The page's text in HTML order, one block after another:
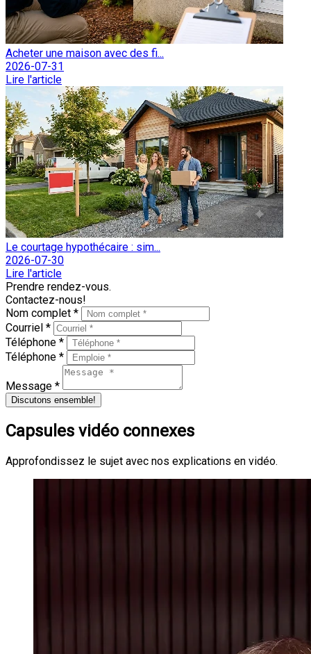
Acheter une maison avec des fi...
2026-07-31
Lire l'article
Le courtage hypothécaire : sim...
2026-07-30
Lire l'article
Prendre rendez-vous.
Contactez-nous!
Nom complet *
Courriel *
Téléphone *
Téléphone *
Message *
Discutons ensemble!
Capsules vidéo connexes
Approfondissez le sujet avec nos explications en vidéo.